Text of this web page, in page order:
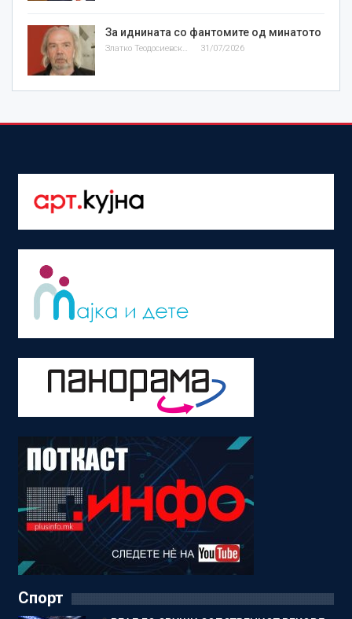
За иднината со фантомите од минатото
Златко Теодосиевски 31/07/2026
Спорт